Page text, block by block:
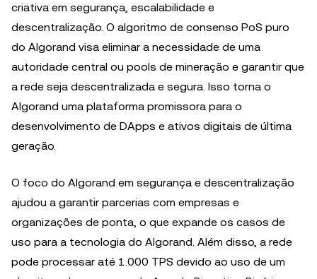
criativa em segurança, escalabilidade e
descentralização. O algoritmo de consenso PoS puro
do Algorand visa eliminar a necessidade de uma
autoridade central ou pools de mineração e garantir que
a rede seja descentralizada e segura. Isso torna o
Algorand uma plataforma promissora para o
desenvolvimento de DApps e ativos digitais de última
geração.
O foco do Algorand em segurança e descentralização
ajudou a garantir parcerias com empresas e
organizações de ponta, o que expande os casos de
uso para a tecnologia do Algorand. Além disso, a rede
pode processar até 1.000 TPS devido ao uso de um